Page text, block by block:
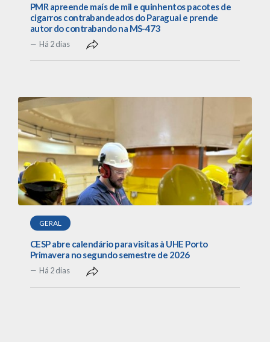
PMR apreende maís de mil e quinhentos pacotes de
cigarros contrabandeados do Paraguai e prende
autor do contrabando na MS-473
Há 2 dias
GERAL
CESP abre calendário para visitas à UHE Porto
Primavera no segundo semestre de 2026
Há 2 dias